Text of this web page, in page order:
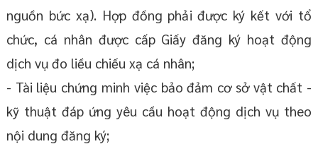
nguồn bức xạ). Hợp đồng phải được ký kết với tổ
chức, cá nhân được cấp Giấy đăng ký hoạt động
dịch vụ đo liều chiếu xạ cá nhân;
- Tài liệu chứng minh việc bảo đảm cơ sở vật chất -
kỹ thuật đáp ứng yêu cầu hoạt động dịch vụ theo
nội dung đăng ký;